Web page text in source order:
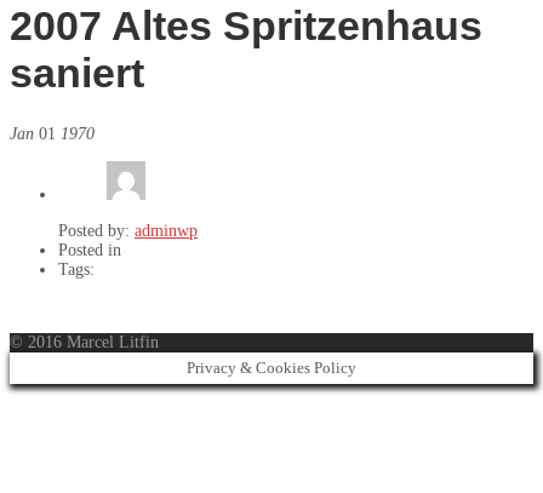
2007 Altes Spritzenhaus
saniert
Jan 01 1970
Posted by: adminwp
Posted in
Tags:
© 2016 Marcel Litfin
Privacy & Cookies Policy